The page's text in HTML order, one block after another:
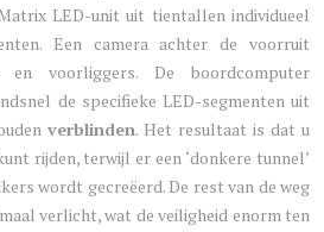
LED-unit uit tientallen individueel
Een camera achter de voorruit
en voorliggers. De boordcomputer
de specifieke LED-segmenten uit
verblinden. Het resultaat is dat u
rijden, terwijl er een ‘donkere tunnel’
wordt gecreëerd. De rest van de weg
verlicht, wat de veiligheid enorm ten